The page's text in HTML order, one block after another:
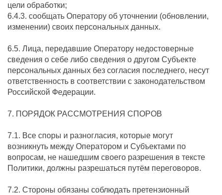
цели обработки;
6.4.3. сообщать Оператору об уточнении (обновлении,
изменении) своих персональных данных.
6.5. Лица, передавшие Оператору недостоверные
сведения о себе либо сведения о другом Субъекте
персональных данных без согласия последнего, несут
ответственность в соответствии с законодательством
Российской Федерации.
7. ПОРЯДОК РАССМОТРЕНИЯ СПОРОВ
7.1. Все споры и разногласия, которые могут
возникнуть между Оператором и Субъектами по
вопросам, не нашедшим своего разрешения в тексте
Политики, должны разрешаться путём переговоров.
7.2. Стороны обязаны соблюдать претензионный